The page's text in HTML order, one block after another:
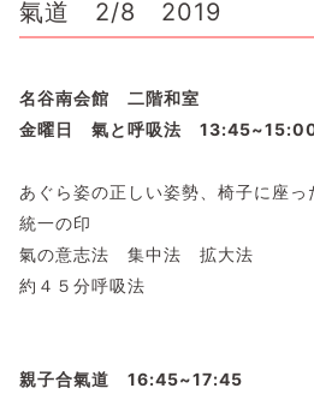
氣道 2/8 2019
名谷南会館 二階和室
金曜日 氣と呼吸法
あぐら姿の正しい姿勢、椅子に座っ
統一の印
氣の意志法 集中法 拡大法
約４５分呼吸法
親子合氣道 16:45~17:45